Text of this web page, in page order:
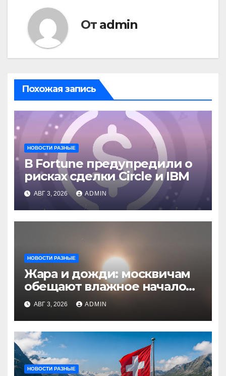
От admin
Похожая запись
НОВОСТИ РАЗНЫЕ
В Fortune предупредили о
рисках сделки Circle и IBM
АВГ 3, 2026 ADMIN
НОВОСТИ РАЗНЫЕ
Жара и дожди: москвичам
обещают влажное начало
августа
АВГ 3, 2026 ADMIN
НОВОСТИ РАЗНЫЕ